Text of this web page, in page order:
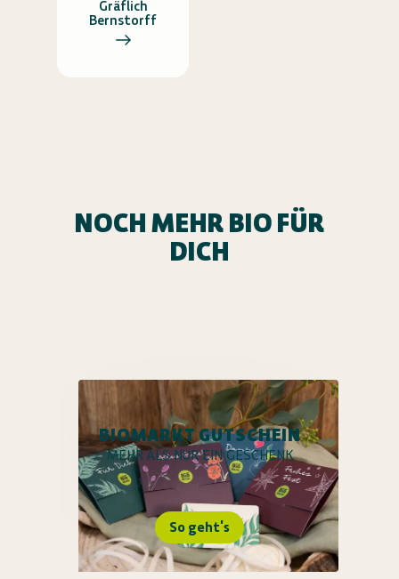
Gräflich
Bernstorff
NOCH MEHR BIO FÜR
DICH
BIOMARKT GUTSCHEIN
MEHR ALS NUR EIN GESCHENK
So geht's